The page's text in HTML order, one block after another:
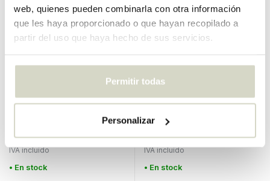
web, quienes pueden combinarla con otra información
que les haya proporcionado o que hayan recopilado a
partir del uso que haya hecho de sus servicios.
Permitir todas
Personalizar
Lámpara de mesa de metal
€200,00 €150,00
IVA incluido
• En stock
Sobremesa mármol negro
€240,00 €180,00
IVA incluido
• En stock